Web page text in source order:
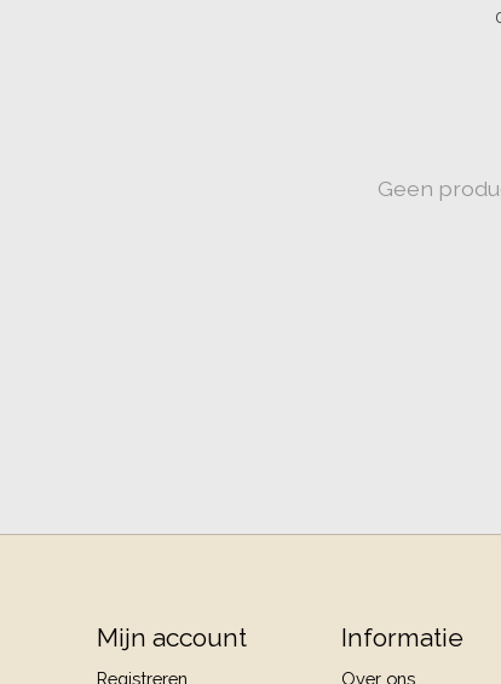
Geen
Mijn account
Registreren
Informatie
Over ons